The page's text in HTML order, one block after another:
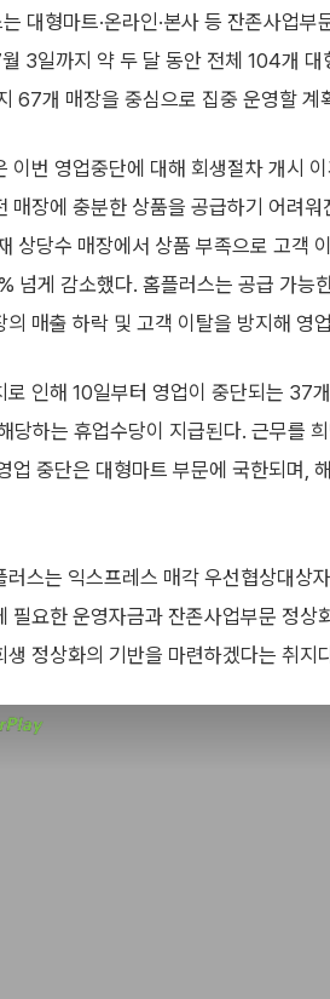
대형마트·온라인·본사 등 잔존사업
3일까지 약 두 달 동안 전체 104개
67개 매장을 중심으로 집중 운영할 계
이번 영업중단에 대해 회생절차 개시
매장에 충분한 상품을 공급하기 어려
상당수 매장에서 상품 부족으로 고객
넘게 감소했다. 홈플러스는 공급 가능
의 매출 하락 및 고객 이탈을 방지해 영
로 인해 10일부터 영업이 중단되는 37
당하는 휴업수당이 지급된다. 근무를
업 중단은 대형마트 부문에 국한되며,
러스는 익스프레스 매각 우선협상대상
필요한 운영자금과 잔존사업부문 정
생 정상화의 기반을 마련하겠다는 취지